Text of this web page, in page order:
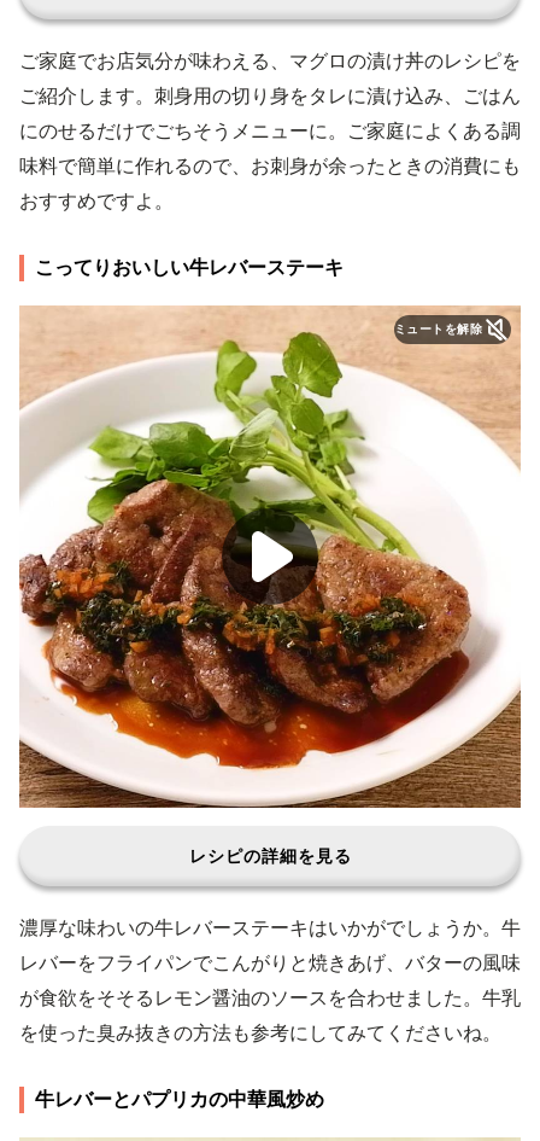
ご家庭でお店気分が味わえる、マグロの漬け丼のレシピを
ご紹介します。刺身用の切り身をタレに漬け込み、ごはん
にのせるだけでごちそうメニューに。ご家庭によくある調
味料で簡単に作れるので、お刺身が余ったときの消費にも
おすすめですよ。
こってりおいしい牛レバーステーキ
ミュートを解除
レシピの詳細を見る
濃厚な味わいの牛レバーステーキはいかがでしょうか。牛
レバーをフライパンでこんがりと焼きあげ、バターの風味
が食欲をそそるレモン醤油のソースを合わせました。牛乳
を使った臭み抜きの方法も参考にしてみてくださいね。
牛レバーとパプリカの中華風炒め